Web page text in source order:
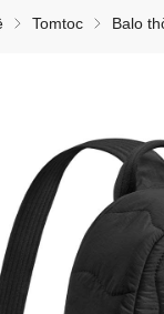
Tomtoc Balo